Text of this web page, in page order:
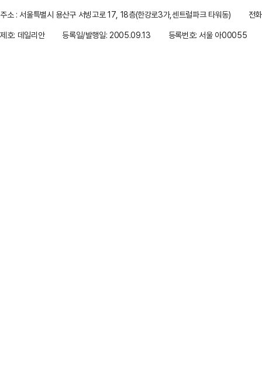
주소 : 서울특별시 용산구 서빙고로 17, 18층(한강로3가,센트럴파크 타워동)
전
제호: 데일리안
등록일/발행일: 2005.09.13 등록번호: 서울 아00055